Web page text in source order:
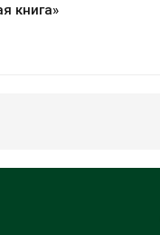
книга»